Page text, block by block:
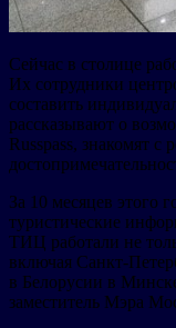
Сейчас в столице
Их сотрудники
составить
рассказывают о
Russpass, знакомят
За 10 месяцев этого
туристические
ТИЦ работали не
включая Санкт-
в Белорусии в
заместитель Мэра